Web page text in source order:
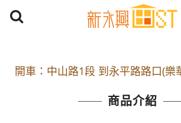
捷運： 中和線【頂溪站 2 號出口】
商品介紹